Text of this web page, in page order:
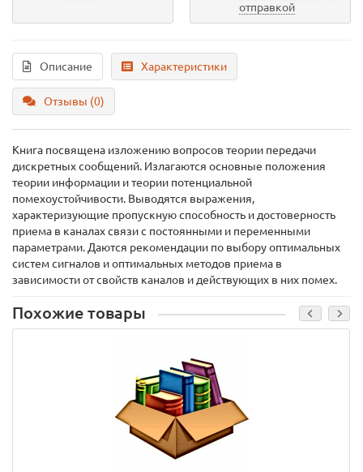
отправкой
Описание Характеристики
Отзывы (0)
Книга посвящена изложению вопросов теории передачи
дискретных сообщений. Излагаются основные положения
теории информации и теории потенциальной
помехоустойчивости. Выводятся выражения,
характеризующие пропускную способность и достоверность
приема в каналах связи с постоянными и переменными
параметрами. Даются рекомендации по выбору оптимальных
систем сигналов и оптимальных методов приема в
зависимости от свойств каналов и действующих в них помех.
Похожие товары